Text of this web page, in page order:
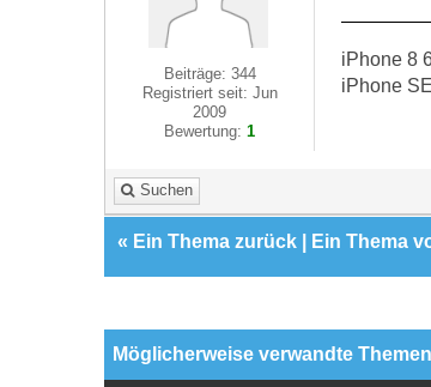
Beiträge: 344
Registriert seit: Jun
2009
Bewertung:1
iPhone 8
iPhone
Suchen
« Ein Thema zurück Ein Thema
Möglicherweise verwandte